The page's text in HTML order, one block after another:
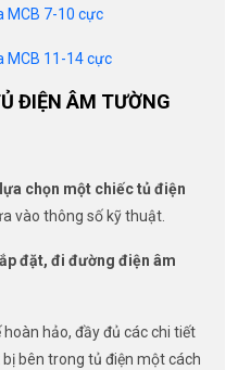
MCB 7-10 cực
MCB 11-14 cực
ĐIỆN ÂM TƯỜNG
lựa chọn một chiếc tủ điện
vào thông số kỹ thuật.
đặt, đi đường điện âm
hảo, đầy đủ các chi tiết
bên trong tủ điện một cách